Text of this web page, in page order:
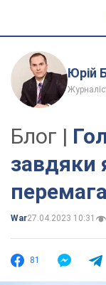
Юрій
Блог |
завдяки
War27.04.2023 10:31
81